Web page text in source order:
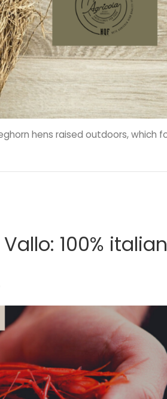
hens raised outdoors, which
100% italian